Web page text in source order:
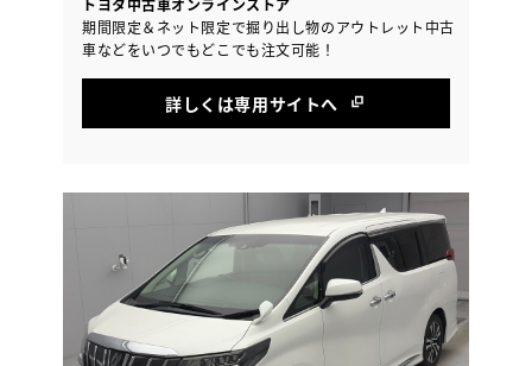
期間限定＆ネット限定で掘り出し物のアウトレット中古
車などをいつでもどこでも注文可能！
詳しくは専用サイトへ